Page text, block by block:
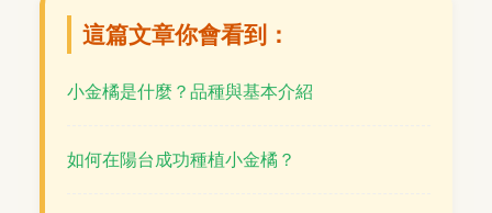
這篇文章你會看到：
小金橘是什麼？品種與基本介紹
如何在陽台成功種植小金橘？